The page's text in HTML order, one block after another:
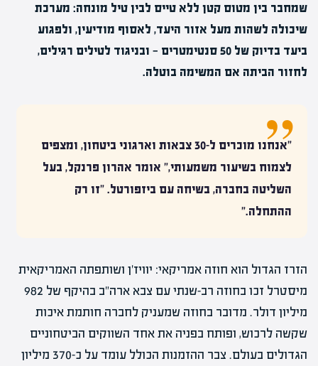
שמחבר בין מטוס קטן ללא טייס לבין טיל מונחה: מערכת
שיכולה לשהות מעל אזור היעד, לאסוף מודיעין, ולפגוע
ביעד בדיוק של 50 סנטימטרים — ובניגוד לטילים רגילים,
לחזור הביתה אם המשימה בוטלה.
"אנחנו מוכרים ל-30 צבאות וארגוני ביטחון, ומצפים
לצמוח בשיעור משמעותי," אומר אהרון פרנקל, בעל
השליטה בחברה, בשיחה עם ביזפורטל. "זו רק
ההתחלה."
הזרז הגדול הוא חוזה אמריקאי: יוויז'ן ושותפתה האמריקאית
מיסטרל זכו בחוזה רב-שנתי עם צבא ארה"ב בהיקף של 982
מיליון דולר. מדובר בחוזה שמעניק לחברה חותמת איכות
שקשה לרכוש, ופותח בפניה את אחד השווקים הביטחוניים
הגדולים בעולם. צבר ההזמנות הכולל עומד על כ-370 מיליון